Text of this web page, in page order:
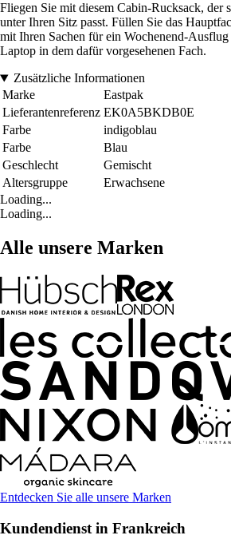
Fliegen Sie mit diesem Cabin-Rucksack, der
unter Ihren Sitz passt. Füllen Sie das
mit Ihren Sachen für ein Wochenend-Ausflug
Laptop in dem dafür vorgesehenen Fach.
Zusätzliche Informationen
Marke
Eastpak
Lieferantenreferenz EK0A5BKDB0E
Farbe
indigoblau
Farbe
Blau
Geschlecht
Gemischt
Altersgruppe
Erwachsene
Loading...
Loading...
Alle unsere Marken
Entdecken Sie alle unsere Marken
Kundendienst in Frankreich